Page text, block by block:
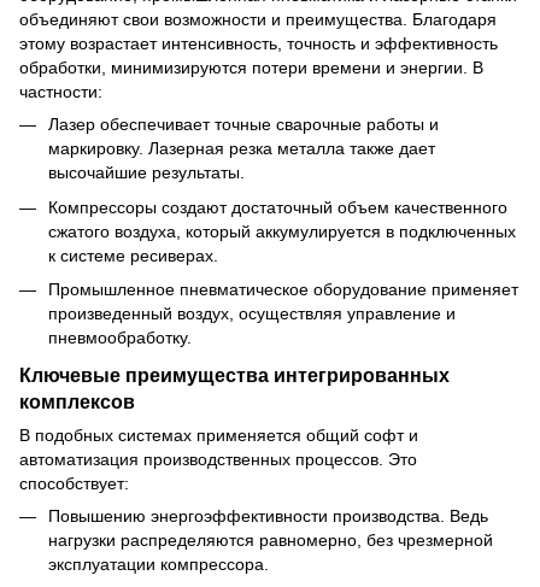
объединяют свои возможности и преимущества. Благодаря
этому возрастает интенсивность, точность и эффективность
обработки, минимизируются потери времени и энергии. В
частности:
Лазер обеспечивает точные сварочные работы и
маркировку. Лазерная резка металла также дает
высочайшие результаты.
Компрессоры создают достаточный объем качественного
сжатого воздуха, который аккумулируется в подключенных
к системе ресиверах.
Промышленное пневматическое оборудование применяет
произведенный воздух, осуществляя управление и
пневмообработку.
Ключевые преимущества интегрированных
комплексов
В подобных системах применяется общий софт и
автоматизация производственных процессов. Это
способствует:
Повышению энергоэффективности производства. Ведь
нагрузки распределяются равномерно, без чрезмерной
эксплуатации компрессора.